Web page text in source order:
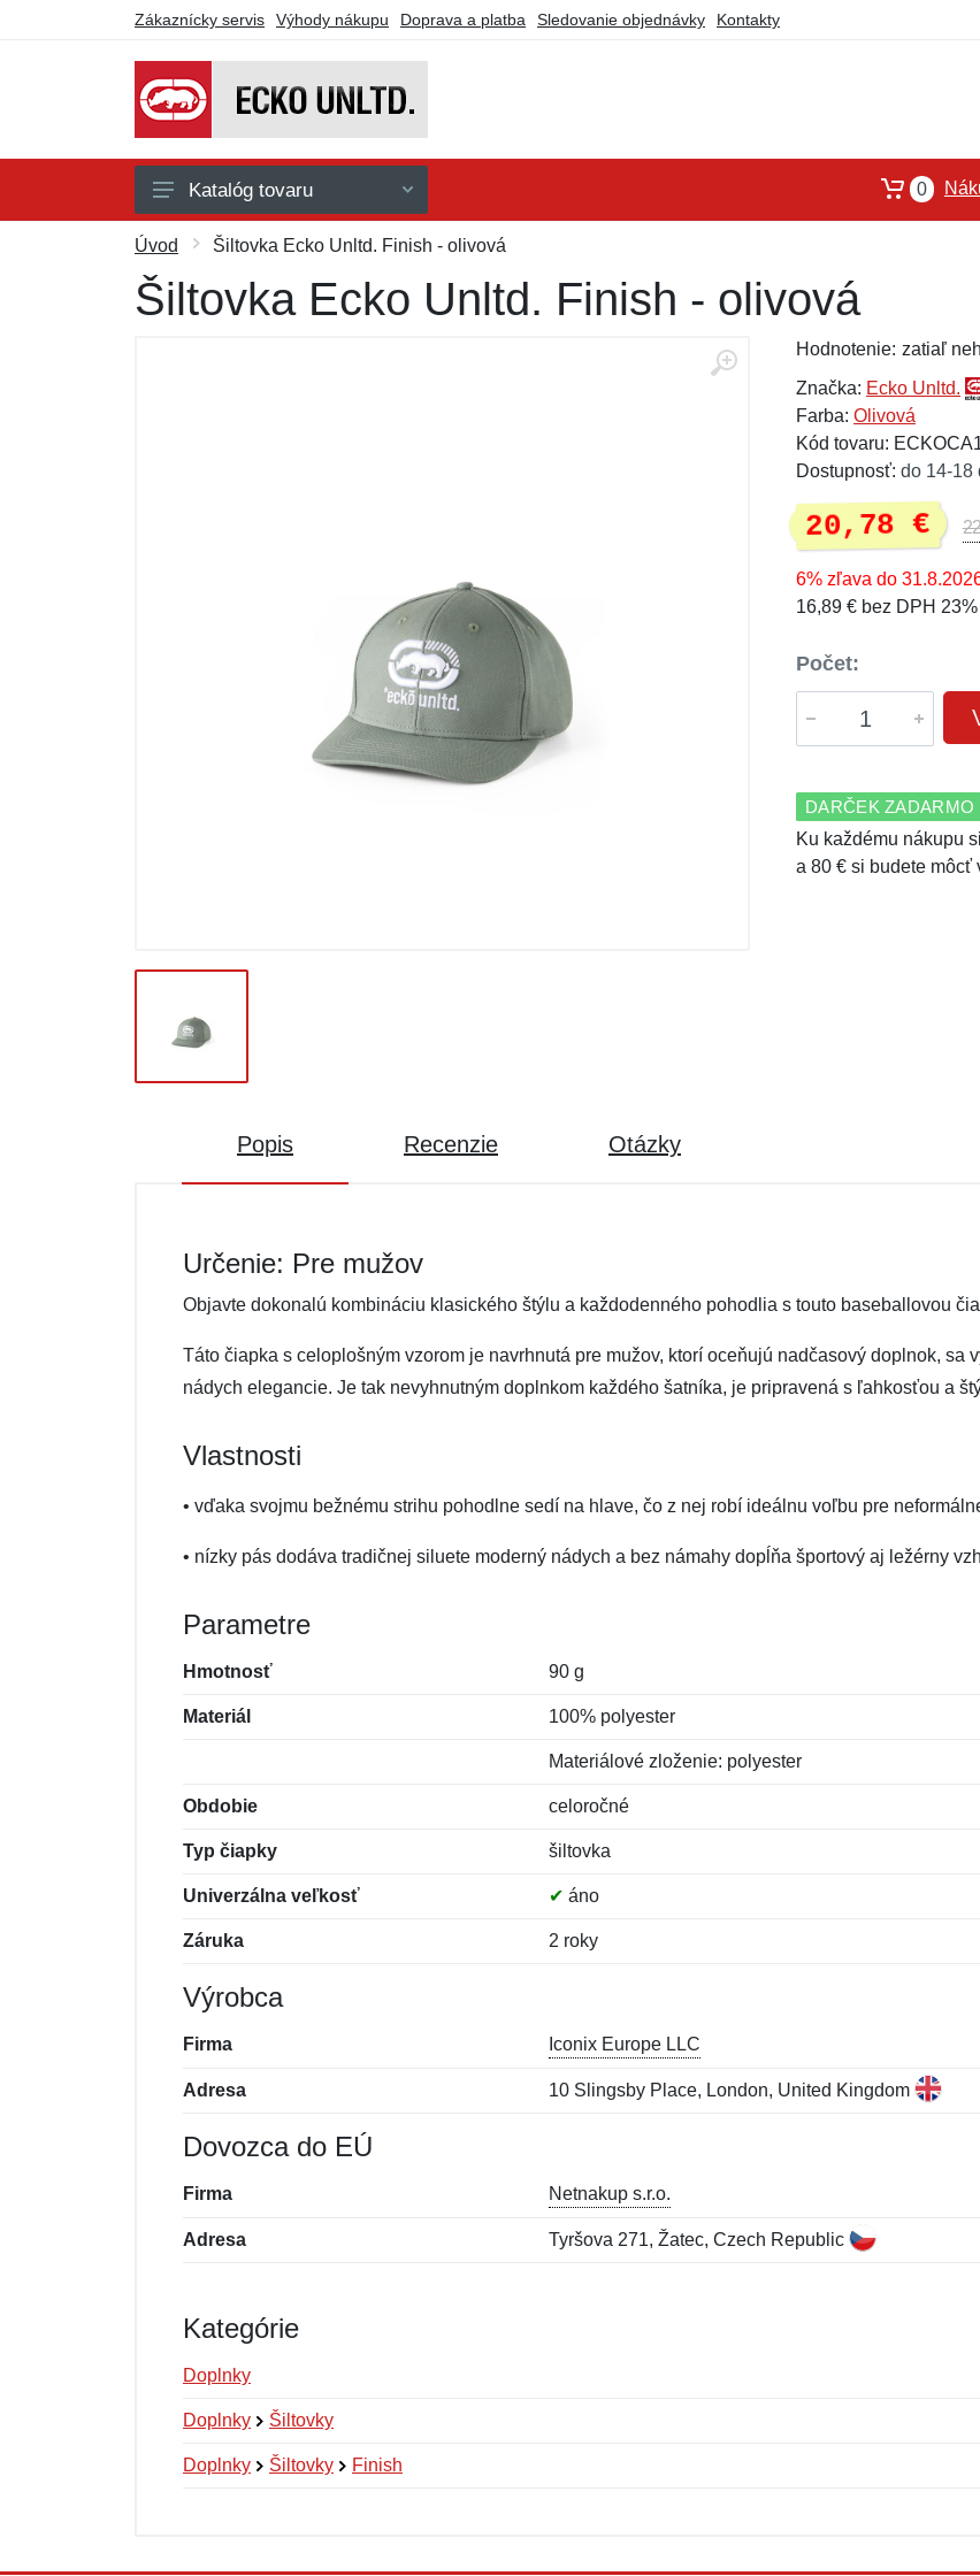
Zákaznícky servis Výhody nákupu Doprava a platba Sledovanie objednávky Kontakty
Doplnky
Košeľe
Katalóg tovaru 0
Úvod Šiltovka Ecko Unltd. Finish - olivová
Šiltovka Ecko Unltd. Finish - olivová
Hodnotenie: zatiaľ
Značka: Ecko Unltd.
Farba: Olivová
Kód tovaru:
Dostupnosť: do 14-18
20,78 €
6% zľava do
16,89 € bez DPH 23%
Počet:
DARČEK ZADARMO
Ku každému nákupu
a 80 € si budete môcť
Popis Recenzie Otázky
Určenie: Pre mužov
Objavte dokonalú kombináciu klasického štýlu a každodenného pohodlia s touto baseballovou
Táto čiapka s celoplošným vzorom je navrhnutá pre mužov, ktorí oceňujú nadčasový doplnok, sa
nádych elegancie. Je tak nevyhnutným doplnkom každého šatníka, je pripravená s ľahkosťou a
Vlastnosti
• vďaka svojmu bežnému strihu pohodlne sedí na hlave, čo z nej robí ideálnu voľbu pre
• nízky pás dodáva tradičnej siluete moderný nádych a bez námahy dopĺňa športový aj ležérny
Parametre
Hmotnosť 90 g
Materiál 100% polyester
Materiálové zloženie: polyester
Obdobie celoročné
Typ čiapky šiltovka
Univerzálna veľkosť ✔ áno
Záruka 2 roky
Výrobca
Firma Iconix Europe LLC
Adresa 10 Slingsby Place, London, United Kingdom
Dovozca do EÚ
Firma Netnakup s.r.o.
Adresa Tyršova 271, Žatec, Czech Republic
Kategórie
Doplnky
Doplnky Šiltovky
Doplnky Šiltovky Finish